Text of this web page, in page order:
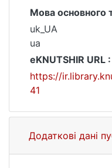
Мова основного
uk_UA
ua
eKNUTSHIR URL :
https://
41
Додаткові дані